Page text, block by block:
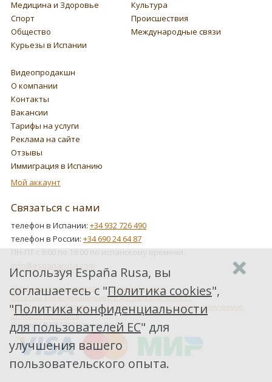
Медицина и Здоровье
Культура
Спорт
Происшествия
Общество
Международные связи
Курьезы в Испании
Видеопродакшн
О компании
Контакты
Вакансии
Тарифы на услуги
Реклама на сайте
Отзывы
Иммиграция в Испанию
Мой аккаунт
Связаться с нами
телефон в Испании: +34 932 726 490
телефон в России: +34 690 24 64 87
info@espanarusa.com
Соглашение пользователя
Политика cookies
Политика конфиденциальности для пользователей ЕС
Как Google обрабатывает информацию о пользователях, получаемую
от наших партнеров
Copyright ©2007-2026 Espana Rusa
Используя España Rusa, вы
соглашаетесь с "Политика cookies",
"Политика конфиденциальности
для пользователей ЕС" для
улучшения вашего
пользовательского опыта.